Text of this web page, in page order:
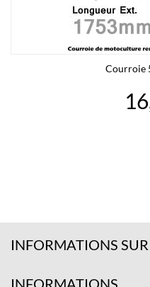
Courroie
INFORMATIONS
INFORMATIONS